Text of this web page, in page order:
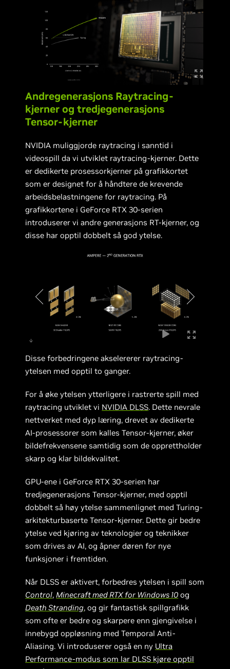
Andregenerasjons Raytracing-
kjerner og tredjegenerasjons
Tensor-kjerner
NVIDIA muliggjorde raytracing i sanntid i
videospill da vi utviklet raytracing-kjerner. Dette
er dedikerte prosessorkjerner på grafikkortet
som er designet for å håndtere de krevende
arbeidsbelastningene for raytracing. På
grafikkortene i GeForce RTX 30-serien
introduserer vi andre generasjons RT-kjerner, og
disse har opptil dobbelt så god ytelse.
Disse forbedringene akselererer raytracing-
ytelsen med opptil to ganger.
For å øke ytelsen ytterligere i rastrerte spill med
raytracing utviklet vi NVIDIA DLSS. Dette nevrale
nettverket med dyp læring, drevet av dedikerte
AI-prosessorer som kalles Tensor-kjerner, øker
bildefrekvensene samtidig som de opprettholder
skarp og klar bildekvalitet.
GPU-ene i GeForce RTX 30-serien har
tredjegenerasjons Tensor-kjerner, med opptil
dobbelt så høy ytelse sammenlignet med Turing-
arkitekturbaserte Tensor-kjerner. Dette gir bedre
ytelse ved kjøring av teknologier og teknikker
som drives av AI, og åpner døren for nye
funksjoner i fremtiden.
Når DLSS er aktivert, forbedres ytelsen i spill som
Control,Minecraft med RTX for Windows 10 og
Death Stranding, og gir fantastisk spillgrafikk
som ofte er bedre og skarpere enn gjengivelse i
innebygd oppløsning med Temporal Anti-
Aliasing. Vi introduserer også en ny Ultra
Performance-modus som lar DLSS kjøre opptil